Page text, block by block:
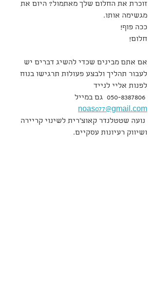
זוכרת את החלום שלך מאתמול? היום את
מגשימה אותו.
ככה פוף!
חלום!
אם אתם מבינים שכדי להשיג דברים יש
לעבור תהליך ולבצע פעולות תרגישו בנוח
לפנות אליי לנייד
noas077@gmail.com
נועה שטטלנדר קאוצ'רית לשינוי קריירה
ושיווק רעיונות עסקיים.